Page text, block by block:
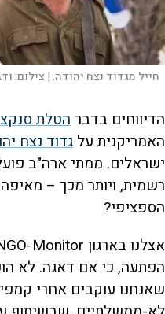
חייל מגדוד נצח יהודה. | צילום:
הדיווחים בדברהטלת
האמריקנית על גדוד נצח
ישראלים. ממתי ארה"ב
רשמית, ויותר מכך –
הספציפי?
הפתעה, כי אם דאגה. לא
שאנחנו עוקבים אחרי